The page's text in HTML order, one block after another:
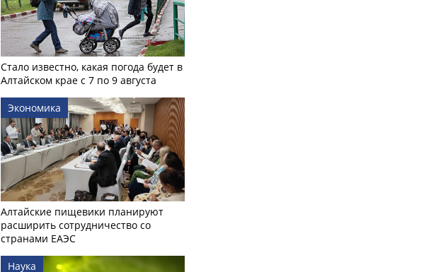
Стало известно, какая погода будет в
Алтайском крае с 7 по 9 августа
Экономика
Алтайские пищевики планируют
расширить сотрудничество со
странами ЕАЭС
Наука